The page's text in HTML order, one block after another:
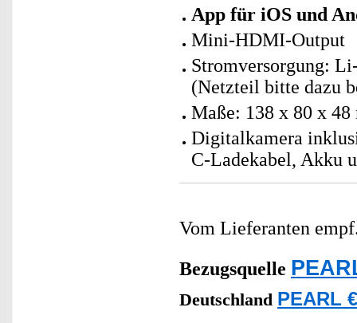
App für iOS und
Mini-HDMI-Output
Stromversorgung:
(Netzteil bitte dazu
Maße: 138 x 80 x
Digitalkamera
C-Ladekabel, Akku
Vom Lieferanten
Bezugsquelle
Deutschland PEARL